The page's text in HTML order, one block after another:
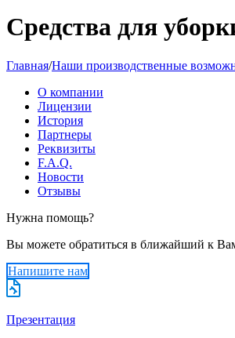
Средства для
Главная/Наши производственные
О компании
Лицензии
История
Партнеры
Реквизиты
F.A.Q.
Новости
Отзывы
Нужна помощь?
Вы можете обратиться в ближайший к
Напишите нам
Презентация